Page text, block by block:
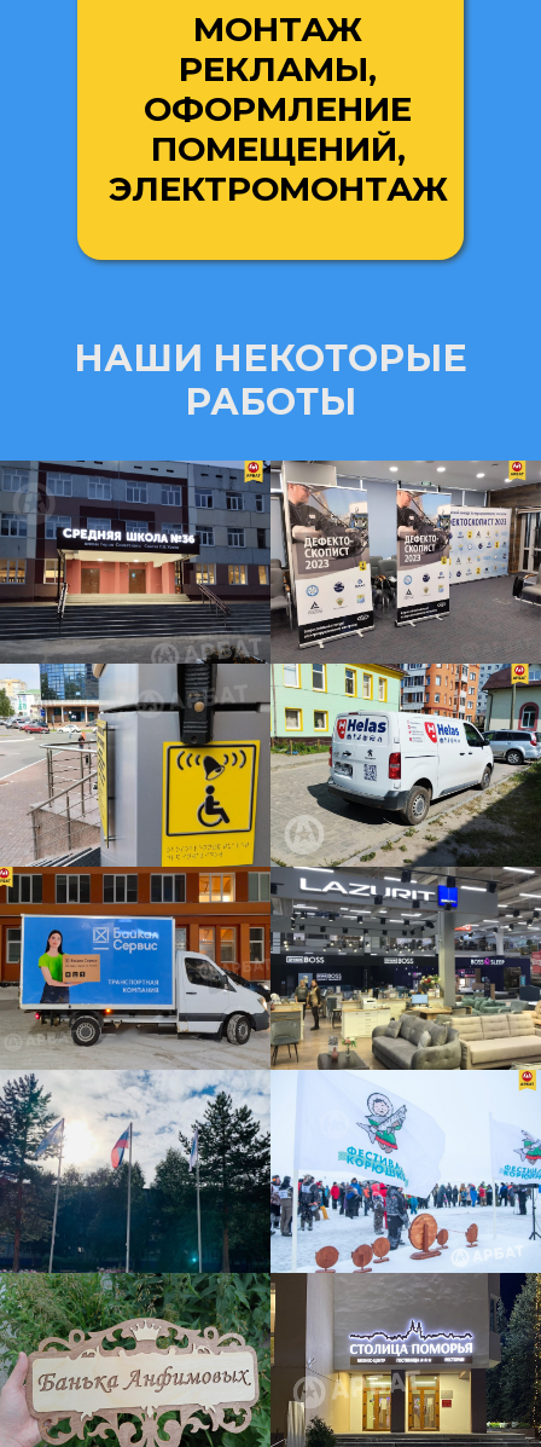
МОНТАЖ
РЕКЛАМЫ,
ОФОРМЛЕНИЕ
ПОМЕЩЕНИЙ,
ЭЛЕКТРОМОНТАЖ
НАШИ НЕКОТОРЫЕ
РАБОТЫ